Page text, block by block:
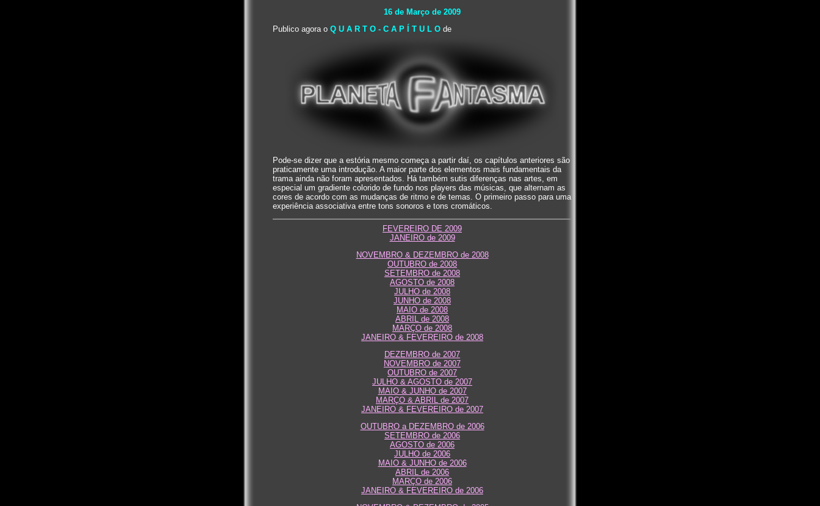
16 de Março de 2009
Publico agora o Q U A R T O - C A P Í T U L O de
Pode-se dizer que a estória mesmo começa a partir daí, os capítulos anteriores são
praticamente uma introdução. A maior parte dos elementos mais fundamentais da
trama ainda não foram apresentados. Há também sutis diferenças nas artes, em
especial um gradiente colorido de fundo nos players das músicas, que alternam as
cores de acordo com as mudanças de ritmo e de temas. O primeiro passo para uma
experiência associativa entre tons sonoros e tons cromáticos.
FEVEREIRO DE 2009
JANEIRO de 2009
NOVEMBRO & DEZEMBRO de 2008
OUTUBRO de 2008
SETEMBRO de 2008
AGOSTO de 2008
JULHO de 2008
JUNHO de 2008
MAIO de 2008
ABRIL de 2008
MARÇO de 2008
JANEIRO & FEVEREIRO de 2008
DEZEMBRO de 2007
NOVEMBRO de 2007
OUTUBRO de 2007
JULHO & AGOSTO de 2007
MAIO & JUNHO de 2007
MARÇO & ABRIL de 2007
JANEIRO & FEVEREIRO de 2007
OUTUBRO a DEZEMBRO de 2006
SETEMBRO de 2006
AGOSTO de 2006
JULHO de 2006
MAIO & JUNHO de 2006
ABRIL de 2006
MARÇO de 2006
JANEIRO & FEVEREIRO de 2006